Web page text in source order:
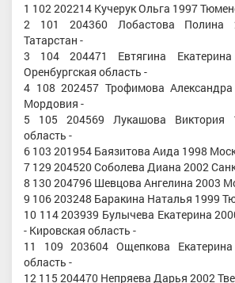
1 102 202214 Кучерук Ольга 1997
2 101 204360 Лобастова Полина
Татарстан -
3 104 204471 Евтягина
Оренбургская область -
4 108 202457 Трофимова Александра
Мордовия -
5 105 204569 Лукашова Виктория
область -
6 103 201954 Баязитова Аида 1998
7 129 204520 Соболева Диана 2002
8 130 204796 Шевцова Ангелина 2003
9 106 203248 Баракина Наталья 1999
10 114 203939 Булычева Екатерина
- Кировская область -
11 109 203604 Ощепкова
область -
12 115 204470 Непряева Дарья 2002